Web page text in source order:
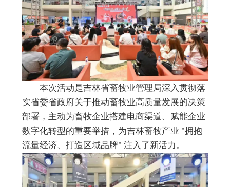
本次活动是吉林省畜牧业管理局深入贯彻落
实省委省政府关于推动畜牧业高质量发展的决策
部署，主动为畜牧企业搭建电商渠道、赋能企业
数字化转型的重要举措，为吉林畜牧产业 "拥抱
流量经济、打造区域品牌" 注入了新活力。